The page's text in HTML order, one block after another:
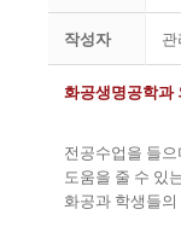
작성자 관
화공생명공학과
전공수업을 들
도움을 줄 수 있
화공과 학생들